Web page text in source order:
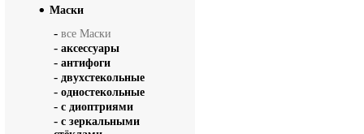
Маски
- все Маски
- аксессуары
- антифоги
- двухстекольные
- одностекольные
- с диоптриями
- с зеркальными